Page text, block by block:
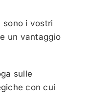
i vostri
un vantaggio
sulle
con cui